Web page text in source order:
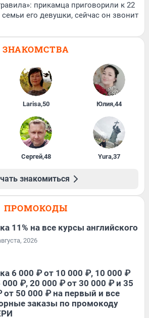
прикамца приговорили к 22
семьи его девушки, сейчас он звонит
ЗНАКОМСТВА
Larisa,50 Юлия,44
Сергей,48 Yura,37
знакомиться
ПРОМОКОДЫ
11% на все курсы английского
2026
6 000 ₽ от 10 000 ₽, 10 000 ₽
000 ₽, 20 000 ₽ от 30 000 ₽ и 35
от 50 000 ₽ на первый и все
заказы по промокоду